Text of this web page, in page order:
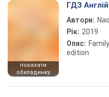
показати
обкладинку
ГДЗ
Автори:
Рік: 2019
Опис:
edition